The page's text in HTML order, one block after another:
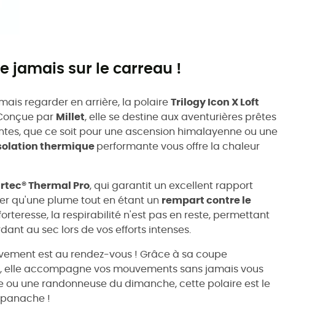
jamais sur le carreau !
regarder en arrière, la polaire Trilogy Icon X Loft
par Millet, elle se destine aux aventurières prêtes
que ce soit pour une ascension himalayenne ou une
thermique performante vous offre la chaleur
Thermal Pro, qui garantit un excellent rapport
qu'une plume tout en étant un rempart contre le
la respirabilité n'est pas en reste, permettant
au sec lors de vos efforts intenses.
est au rendez-vous ! Grâce à sa coupe
, elle accompagne vos mouvements sans jamais vous
ou une randonneuse du dimanche, cette polaire est le
!